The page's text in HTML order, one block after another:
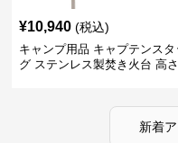
¥10,940 (税込)
キャンプ用品 キャプテンスタ
グ ステンレス製焚き火台 高
新着